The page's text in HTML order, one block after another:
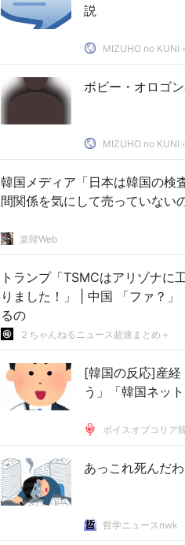
説
MIZUHO no
ボビー・オロゴ
MIZUHO no
韓国メディア「日本は韓国の検
間関係を気にして売っていな
楽韓Web
トランプ「TSMCはアリゾナに
りました！」 | 中国 「ファ？」 | ファーウェイに依存してるジャパンディスプレイどうな
るの
２ちゃんねるニュース超速まとめ＋
[韓国の反応]産
う」「韓国ネッ
ボイスオブコリア
あっこれ死んだ
哲学ニュースnwk